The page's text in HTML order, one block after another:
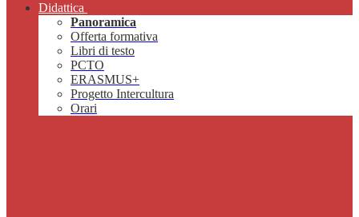
Didattica
Panoramica
Offerta formativa
Libri di testo
PCTO
ERASMUS+
Progetto Intercultura
Orari